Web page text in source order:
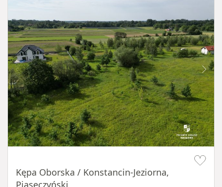
Kępa Oborska / Konstancin-Jeziorna,
Piaseczyński